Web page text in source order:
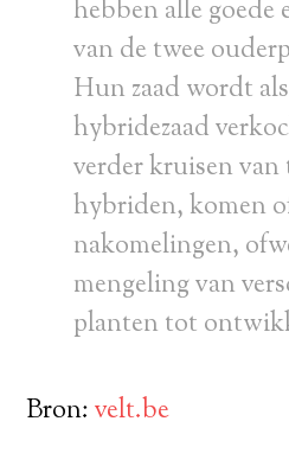
hebben alle goede
van de twee
Hun zaad wordt
hybridezaad
verder kruisen van
hybriden, komen
nakomelingen,
mengeling van
planten tot
Bron:velt.be